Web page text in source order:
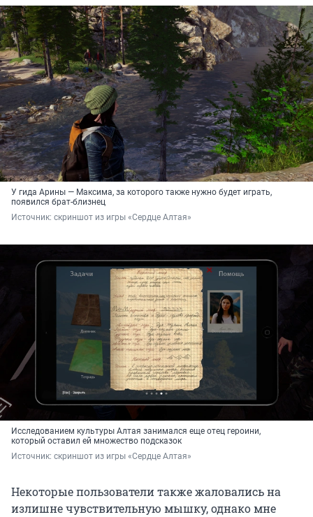
У гида Арины — Максима, за которого также нужно будет играть,
появился брат-близнец
Источник: скриншот из игры «Сердце Алтая»
Исследованием культуры Алтая занимался еще отец героини,
который оставил ей множество подсказок
Источник: скриншот из игры «Сердце Алтая»
Некоторые пользователи также жаловались на
излишне чувствительную мышку, однако мне